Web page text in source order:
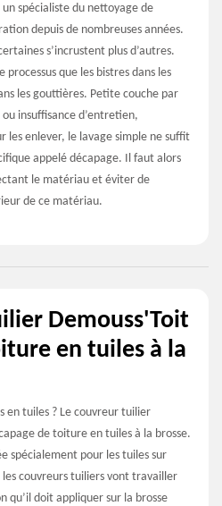
spécialiste du nettoyage de
depuis de nombreuses années.
s’incrustent plus d’autres.
processus que les bistres dans les
les gouttières. Petite couche par
insuffisance d’entretien,
les enlever, le lavage simple ne suffit
appelé décapage. Il faut alors
le matériau et éviter de
de ce matériau.
Demouss'Toit
en tuiles à la
en tuiles ? Le couvreur tuilier
de toiture en tuiles à la brosse.
spécialement pour les tuiles sur
couvreurs tuiliers vont travailler
qu’il doit appliquer sur la brosse